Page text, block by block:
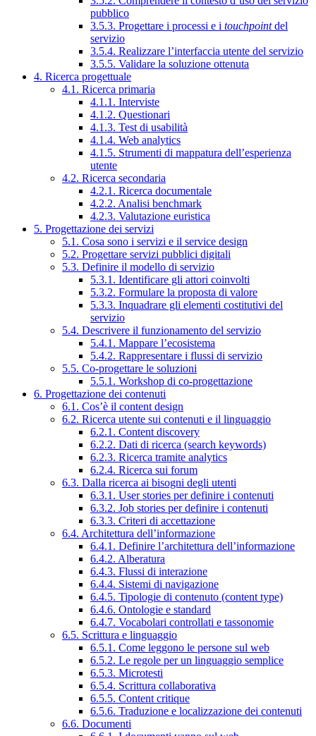
pubblico
3.5.3. Progettare i processi e i touchpointdel
servizio
3.5.4. Realizzare l’interfaccia utente del servizio
3.5.5. Validare la soluzione ottenuta
4. Ricerca progettuale
4.1. Ricerca primaria
4.1.1. Interviste
4.1.2. Questionari
4.1.3. Test di usabilità
4.1.4. Web analytics
4.1.5. Strumenti di mappatura dell’esperienza
utente
4.2. Ricerca secondaria
4.2.1. Ricerca documentale
4.2.2. Analisi benchmark
4.2.3. Valutazione euristica
5. Progettazione dei servizi
5.1. Cosa sono i servizi e il service design
5.2. Progettare servizi pubblici digitali
5.3. Definire il modello di servizio
5.3.1. Identificare gli attori coinvolti
5.3.2. Formulare la proposta di valore
5.3.3. Inquadrare gli elementi costitutivi del
servizio
5.4. Descrivere il funzionamento del servizio
5.4.1. Mappare l’ecosistema
5.4.2. Rappresentare i flussi di servizio
5.5. Co-progettare le soluzioni
5.5.1. Workshop di co-progettazione
6. Progettazione dei contenuti
6.1. Cos’è il content design
6.2. Ricerca utente sui contenuti e il linguaggio
6.2.1. Content discovery
6.2.2. Dati di ricerca (search keywords)
6.2.3. Ricerca tramite analytics
6.2.4. Ricerca sui forum
6.3. Dalla ricerca ai bisogni degli utenti
6.3.1. User stories per definire i contenuti
6.3.2. Job stories per definire i contenuti
6.3.3. Criteri di accettazione
6.4. Architettura dell’informazione
6.4.1. Definire l’architettura dell’informazione
6.4.2. Alberatura
6.4.3. Flussi di interazione
6.4.4. Sistemi di navigazione
6.4.5. Tipologie di contenuto (content type)
6.4.6. Ontologie e standard
6.4.7. Vocabolari controllati e tassonomie
6.5. Scrittura e linguaggio
6.5.1. Come leggono le persone sul web
6.5.2. Le regole per un linguaggio semplice
6.5.3. Microtesti
6.5.4. Scrittura collaborativa
6.5.5. Content critique
6.5.6. Traduzione e localizzazione dei contenuti
6.6. Documenti